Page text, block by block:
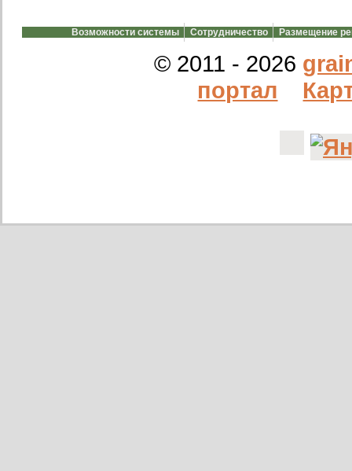
20/02/2023 GREENKO
Возможности системы Сотрудничество Размещение
© 2011 - 2026
портал